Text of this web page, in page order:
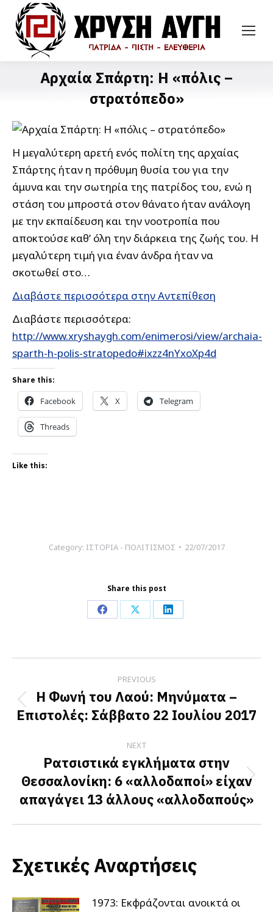
Αρχαία Σπάρτη: Η «πόλις –
στρατόπεδο»
Η μεγαλύτερη αρετή ενός πολίτη της αρχαίας
Σπάρτης ήταν η πρόθυμη θυσία του για την
άμυνα και την σωτηρία της πατρίδος του, ενώ η
στάση του μπροστά στον θάνατο ήταν ανάλογη
με την εκπαίδευση και την νοοτροπία που
αποκτούσε καθ’ όλη την διάρκεια της ζωής του. Η
μεγαλύτερη τιμή για έναν άνδρα ήταν να
σκοτωθεί στο…
Διαβάστε περισσότερα στην Αντεπίθεση
Διαβάστε περισσότερα:
http://www.xryshaygh.com/enimerosi/view/archaia-
sparth-h-polis-stratopedo#ixzz4nYxoXp4d
Share this:
Facebook X Telegram
Threads
Like this:
Category: ΙΣΤΟΡΙΑ - ΠΟΛΙΤΙΣΜΟΣ 22/07/2017
Share this post
Share
Facebook
Share
X
Share
LinkedIn
navigation
PREVIOUS
Previous
post:
Η Φωνή του Λαού: Μηνύματα –
Επιστολές: Σάββατο 22 Ιουλίου 2017
NEXT
Next
post:
Ρατσιστικά εγκλήματα στην
Θεσσαλονίκη: 6 «αλλοδαποί» είχαν
απαγάγει 13 άλλους «αλλοδαπούς»
Σχετικές Αναρτήσεις
1973: Εκφράζονται ανοικτά οι